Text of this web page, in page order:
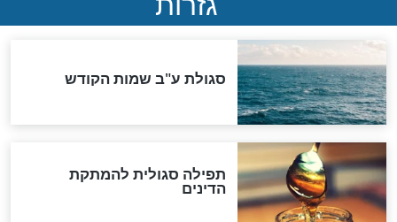
שורדת השואה שחוגגת 100:
"מודה לקב"ה על כל השנים"
לכל המאמרים
אחרית הימים